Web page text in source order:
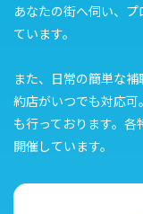
あなたの街へ伺い、
ています。
また、日常の簡単な
約店がいつでも対応
も行っております。
開催しています。